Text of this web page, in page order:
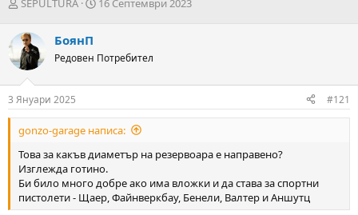
т
о
р
н
а
т
е
м
т
а
SEPULTURA
л
а
а
т
16 Септември 2023
БоянП
Редовен Потребител
3 Януари 2025 #121
gonzo-garage написа:
Това за какъв диаметър на резервоара е направено?
Изглежда готино.
Би било много добре ако има вложки и да става за спортни
пистолети - Щаер, Файнверкбау, Бенели, Валтер и Аншутц